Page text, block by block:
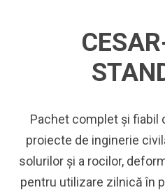
Pachet complet și fiabil
proiecte de inginerie
solurilor și a rocilor,
pentru utilizare zilnică în